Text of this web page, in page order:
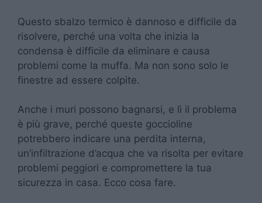
Questo sbalzo termico è dannoso e difficile da
risolvere, perché una volta che inizia la
condensa è difficile da eliminare e causa
problemi come la muffa. Ma non sono solo le
finestre ad essere colpite.
Anche i muri possono bagnarsi, e lì il problema
è più grave, perché queste goccioline
potrebbero indicare una perdita interna,
un’infiltrazione d’acqua che va risolta per evitare
problemi peggiori e compromettere la tua
sicurezza in casa. Ecco cosa fare.